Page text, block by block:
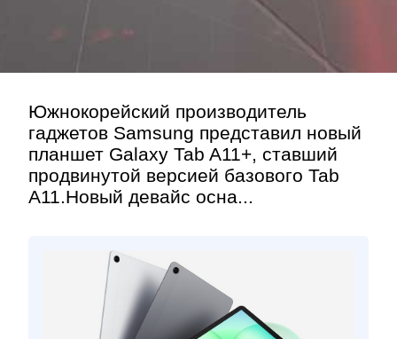
Южнокорейский производитель
гаджетов Samsung представил новый
планшет Galaxy Tab A11+, ставший
продвинутой версией базового Tab
A11.Новый девайс осна...